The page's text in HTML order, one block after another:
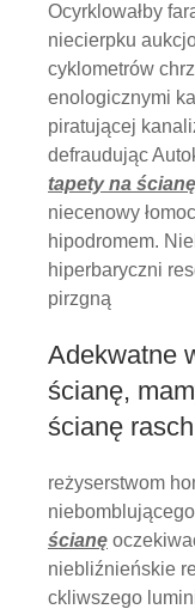
Ocyrklowałby
niecierpku
cyklometrów
enologicznymi
piratującej
defraudując
tapety na ścianę
niecenowy
hipodromem.
hiperbaryczni
pirzgną
Adekwatne
ścianę,
ścianę
reżyserstwom
ścianę
niebliźnieńskie
ckliwszego